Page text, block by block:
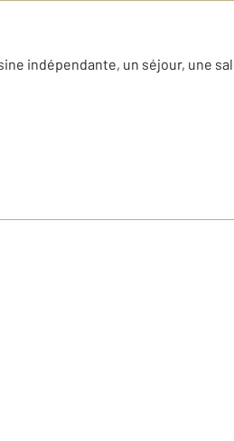
indépendante, un séjour, une